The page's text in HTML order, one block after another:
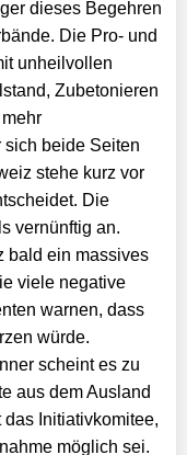
dieses Begehren
Die Pro- und
unheilvollen
Zubetonieren
sich beide Seiten
stehe kurz vor
Die
vernünftig an.
bald ein massives
viele negative
warnen, dass
würde.
scheint es zu
aus dem Ausland
Initiativkomitee,
möglich sei.